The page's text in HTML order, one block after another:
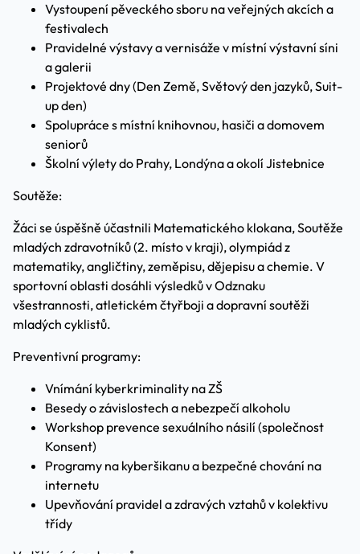
Vystoupení pěveckého sboru na veřejných akcích a
festivalech
Pravidelné výstavy a vernisáže v místní výstavní síni
a galerii
Projektové dny (Den Země, Světový den jazyků, Suit-
up den)
Spolupráce s místní knihovnou, hasiči a domovem
seniorů
Školní výlety do Prahy, Londýna a okolí Jistebnice
Soutěže:
Žáci se úspěšně účastnili Matematického klokana, Soutěže
mladých zdravotníků (2. místo v kraji), olympiád z
matematiky, angličtiny, zeměpisu, dějepisu a chemie. V
sportovní oblasti dosáhli výsledků v Odznaku
všestrannosti, atletickém čtyřboji a dopravní soutěži
mladých cyklistů.
Preventivní programy:
Vnímání kyberkriminality na ZŠ
Besedy o závislostech a nebezpečí alkoholu
Workshop prevence sexuálního násilí (společnost
Konsent)
Programy na kyberšikanu a bezpečné chování na
internetu
Upevňování pravidel a zdravých vztahů v kolektivu
třídy